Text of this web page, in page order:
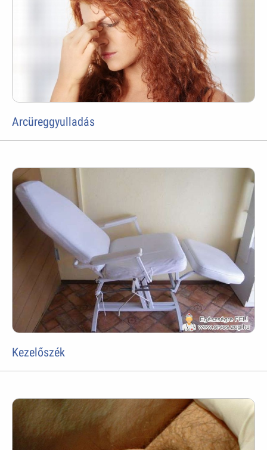
Arcüreggyulladás
Kezelőszék